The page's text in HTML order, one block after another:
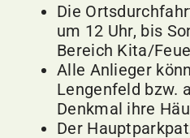
Die
um 12 Uhr, bis
Bereich Kita/
Alle Anlieger
Lengenfeld bzw.
Denkmal ihre
Der